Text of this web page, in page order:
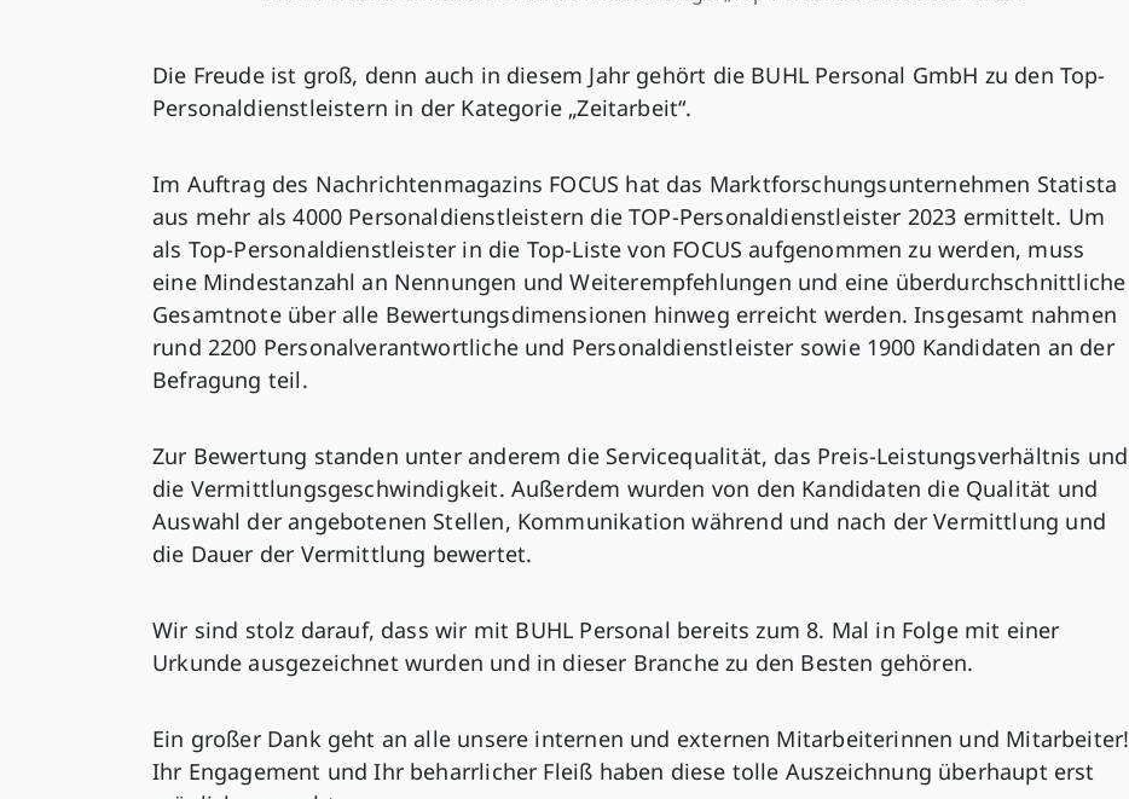
Die Freude ist groß, denn auch in diesem Jahr gehört die BUHL Personal GmbH zu den Top-
Personaldienstleistern in der Kategorie „Zeitarbeit“.
Im Auftrag des Nachrichtenmagazins FOCUS hat das Marktforschungsunternehmen Statista
aus mehr als 4000 Personaldienstleistern die TOP-Personaldienstleister 2023 ermittelt. Um
als Top-Personaldienstleister in die Top-Liste von FOCUS aufgenommen zu werden, muss
eine Mindestanzahl an Nennungen und Weiterempfehlungen und eine überdurchschnittliche
Gesamtnote über alle Bewertungsdimensionen hinweg erreicht werden. Insgesamt nahmen
rund 2200 Personalverantwortliche und Personaldienstleister sowie 1900 Kandidaten an der
Befragung teil.
Zur Bewertung standen unter anderem die Servicequalität, das Preis-Leistungsverhältnis und
die Vermittlungsgeschwindigkeit. Außerdem wurden von den Kandidaten die Qualität und
Auswahl der angebotenen Stellen, Kommunikation während und nach der Vermittlung und
die Dauer der Vermittlung bewertet.
Wir sind stolz darauf, dass wir mit BUHL Personal bereits zum 8. Mal in Folge mit einer
Urkunde ausgezeichnet wurden und in dieser Branche zu den Besten gehören.
Ein großer Dank geht an alle unsere internen und externen Mitarbeiterinnen und Mitarbeiter!
Ihr Engagement und Ihr beharrlicher Fleiß haben diese tolle Auszeichnung überhaupt erst